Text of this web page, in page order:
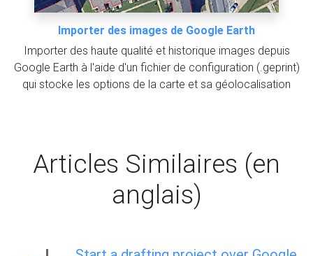
Importer des images de Google Earth
Importer des haute qualité et historique images depuis
Google Earth à l'aide d'un fichier de configuration (.geprint)
qui stocke les options de la carte et sa géolocalisation
Articles Similaires (en
anglais)